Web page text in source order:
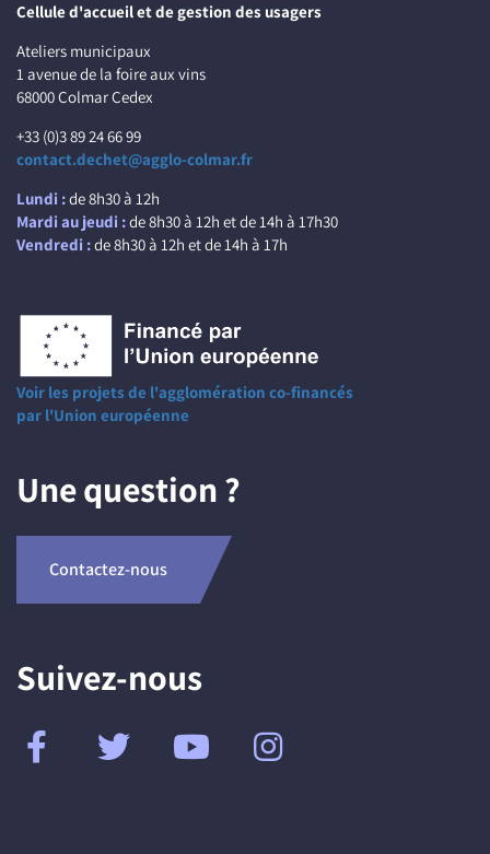
Cellule d'accueil et de gestion des usagers
Ateliers municipaux
1 avenue de la foire aux vins
68000 Colmar Cedex
+33 (0)3 89 24 66 99
contact.dechet@agglo-colmar.fr
Lundi :de 8h30 à 12h
Mardi au jeudi :de 8h30 à 12h et de 14h à 17h30
Vendredi :de 8h30 à 12h et de 14h à 17h
Voir les projets de l'agglomération co-financés
par l'Union européenne
Une question ?
Contactez-nous
Suivez-nous